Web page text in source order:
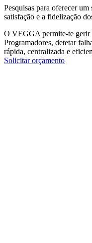
Pesquisas para oferecer
satisfação e a fidelização
O VEGGA permite-te gerir
Programadores, detetar
rápida, centralizada e
Solicitar orçamento